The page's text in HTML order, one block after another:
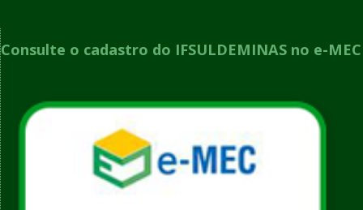
Consulte o cadastro do IFSULDEMINAS no e-MEC